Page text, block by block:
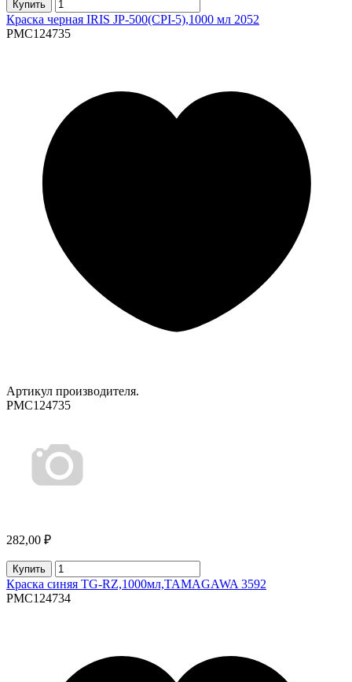
Купить
Краска черная IRIS JP-500(CPI-5),1000 мл 2052
PMC124735
Артикул производителя.
PMC124735
282,00 ₽
Купить
Краска синяя TG-RZ,1000мл,TAMAGAWA 3592
PMC124734